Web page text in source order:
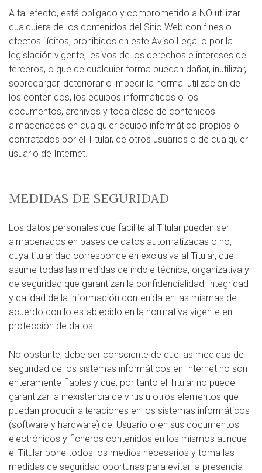
A tal efecto, está obligado y comprometido a NO utilizar
cualquiera de los contenidos del Sitio Web con fines o
efectos ilícitos, prohibidos en este Aviso Legal o por la
legislación vigente, lesivos de los derechos e intereses de
terceros, o que de cualquier forma puedan dañar, inutilizar,
sobrecargar, deteriorar o impedir la normal utilización de
los contenidos, los equipos informáticos o los
documentos, archivos y toda clase de contenidos
almacenados en cualquier equipo informático propios o
contratados por el Titular, de otros usuarios o de cualquier
usuario de Internet.
MEDIDAS DE SEGURIDAD
Los datos personales que facilite al Titular pueden ser
almacenados en bases de datos automatizadas o no,
cuya titularidad corresponde en exclusiva al Titular, que
asume todas las medidas de índole técnica, organizativa y
de seguridad que garantizan la confidencialidad, integridad
y calidad de la información contenida en las mismas de
acuerdo con lo establecido en la normativa vigente en
protección de datos.
No obstante, debe ser consciente de que las medidas de
seguridad de los sistemas informáticos en Internet no son
enteramente fiables y que, por tanto el Titular no puede
garantizar la inexistencia de virus u otros elementos que
puedan producir alteraciones en los sistemas informáticos
(software y hardware) del Usuario o en sus documentos
electrónicos y ficheros contenidos en los mismos aunque
el Titular pone todos los medios necesarios y toma las
medidas de seguridad oportunas para evitar la presencia